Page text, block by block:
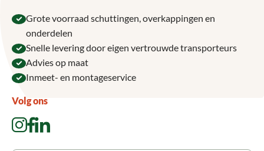
Grote voorraad schuttingen, overkappingen en
onderdelen
Snelle levering door eigen vertrouwde transporteurs
Advies op maat
Inmeet- en montageservice
Volg ons